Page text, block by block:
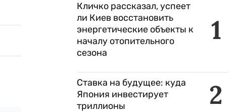
1
Кличко рассказал, успеет
ли Киев восстановить
энергетические объекты к
началу отопительного
сезона
2
Ставка на будущее: куда
Япония инвестирует
триллионы